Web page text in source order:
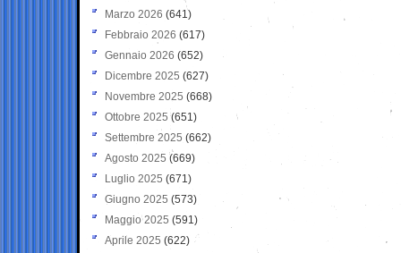
Marzo 2026 (641)
Febbraio 2026 (617)
Gennaio 2026 (652)
Dicembre 2025 (627)
Novembre 2025 (668)
Ottobre 2025 (651)
Settembre 2025 (662)
Agosto 2025 (669)
Luglio 2025 (671)
Giugno 2025 (573)
Maggio 2025 (591)
Aprile 2025 (622)